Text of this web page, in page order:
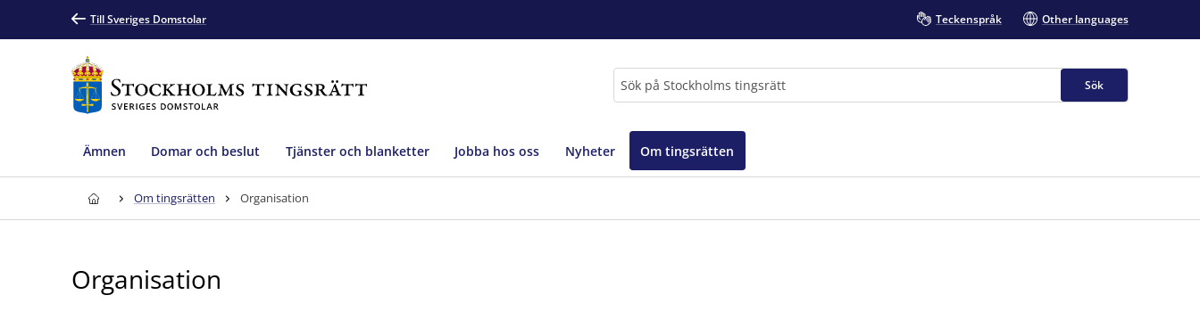
Till Sveriges Domstolar Teckenspråk Other languages
Sök
Ämnen Domar och beslut Tjänster och blanketter Jobba hos oss Nyheter Om tingsrätten
Om tingsrätten Organisation
Organisation